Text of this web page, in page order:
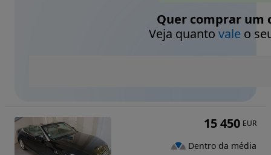
Quer comprar um
Veja quanto valeo
15 450 EUR
Dentro da média